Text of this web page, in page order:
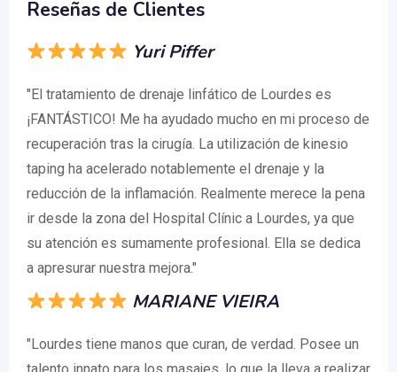
Reseñas de Clientes
Yuri Piffer
"El tratamiento de drenaje linfático de Lourdes es
¡FANTÁSTICO! Me ha ayudado mucho en mi proceso de
recuperación tras la cirugía. La utilización de kinesio
taping ha acelerado notablemente el drenaje y la
reducción de la inflamación. Realmente merece la pena
ir desde la zona del Hospital Clínic a Lourdes, ya que
su atención es sumamente profesional. Ella se dedica
a apresurar nuestra mejora."
MARIANE VIEIRA
"Lourdes tiene manos que curan, de verdad. Posee un